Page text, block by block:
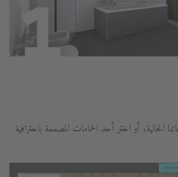
الحالية، أو اختر أحد الحمامات المصممة باحترافية